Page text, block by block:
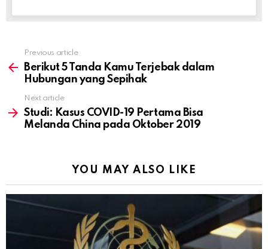
more
Previous article
Berikut 5 Tanda Kamu Terjebak dalam
Hubungan yang Sepihak
Next article
Studi: Kasus COVID-19 Pertama Bisa
Melanda China pada Oktober 2019
YOU MAY ALSO LIKE